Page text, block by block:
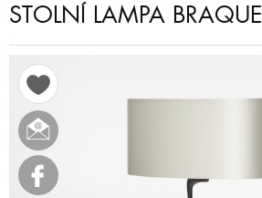
STOLNÍ LAMPA BRAQUE